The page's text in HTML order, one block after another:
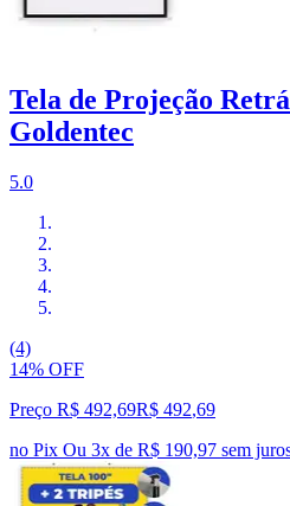
Tela de Projeção
Goldentec
5.0
(4)
14% OFF
Preço R$ 492,69R$ 492,69
no Pix Ou 3x de R$ 190,97 sem